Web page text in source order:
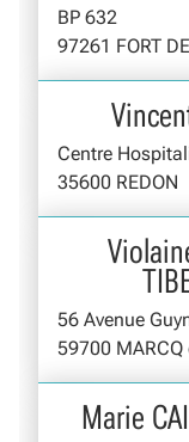
BP 632
97261 FORT
Centre
35600 REDON
56 Avenue
59700 MARCQ
Marie